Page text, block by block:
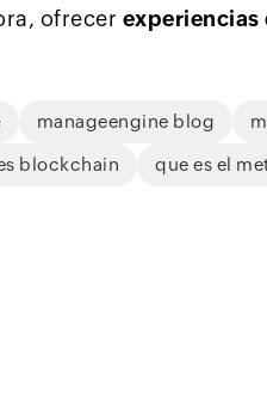
ofrecer experiencias
manageengine blog
blockchain que es el